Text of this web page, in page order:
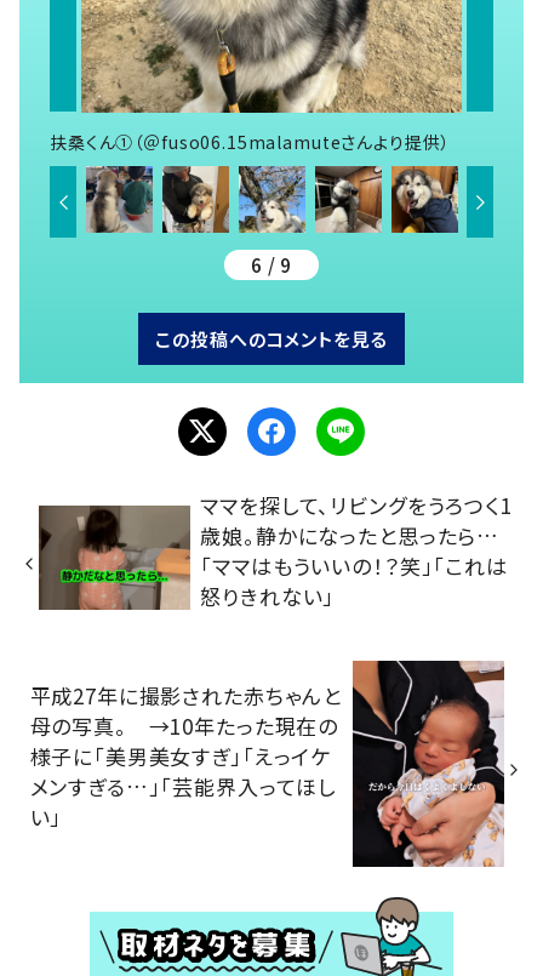
扶桑くん①（＠fuso06.15malamuteさんより提供）
6 / 9
この投稿へのコメントを見る
ママを探して、リビングをうろつく1
歳娘。静かになったと思ったら…
「ママはもういいの！？笑」「これは
怒りきれない」
平成27年に撮影された赤ちゃんと
母の写真。 →10年たった現在の
様子に「美男美女すぎ」「えっイケ
メンすぎる…」「芸能界入ってほし
い」